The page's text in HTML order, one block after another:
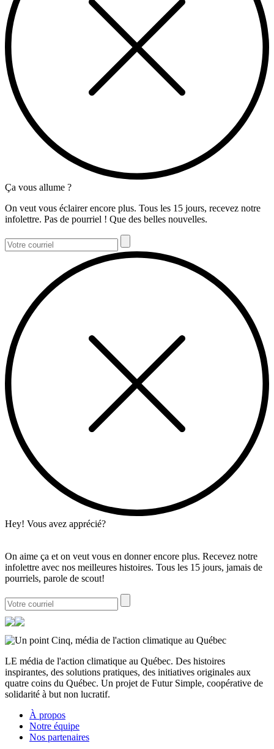
Ça vous allume ?
On veut vous éclairer encore plus. Tous les 15 jours, recevez notre
infolettre. Pas de pourriel ! Que des belles nouvelles.
Hey! Vous avez apprécié?
On aime ça et on veut vous en donner encore plus. Recevez notre
infolettre avec nos meilleures histoires. Tous les 15 jours, jamais de
pourriels, parole de scout!
LE média de l'action climatique au Québec. Des histoires
inspirantes, des solutions pratiques, des initiatives originales aux
quatre coins du Québec. Un projet de Futur Simple, coopérative de
solidarité à but non lucratif.
À propos
Notre équipe
Nos partenaires